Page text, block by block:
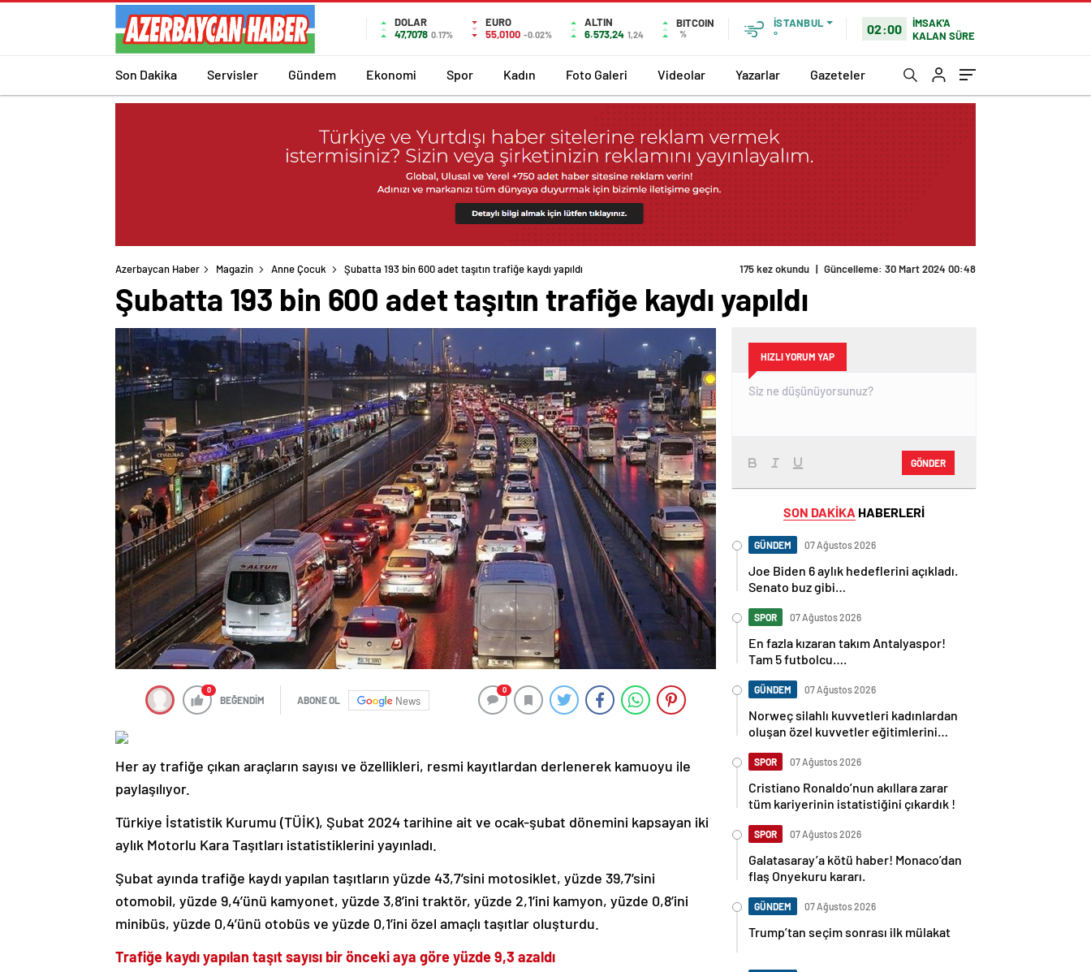
DOLAR
47,7078 0.17%
EURO
55,0100 -0.02%
ALTIN
6.573,24 1,24
BITCOIN
%
İSTANBUL
°
02:00
İMSAK'A
KALAN SÜRE
Son Dakika Servisler Gündem Ekonomi Spor Kadın Foto Galeri Videolar Yazarlar Gazeteler
Azerbaycan Haber Magazin Anne Çocuk Şubatta 193 bin 600 adet taşıtın trafiğe kaydı yapıldı 175 kez okundu | Güncelleme: 30 Mart 2024 00:48
Şubatta 193 bin 600 adet taşıtın trafiğe kaydı yapıldı
0
BEĞENDİM ABONE OL News
0
Her ay trafiğe çıkan araçların sayısı ve özellikleri, resmi kayıtlardan derlenerek kamuoyu ile
paylaşılıyor.
Türkiye İstatistik Kurumu (TÜİK), Şubat 2024 tarihine ait ve ocak-şubat dönemini kapsayan iki
aylık Motorlu Kara Taşıtları istatistiklerini yayınladı.
Şubat ayında trafiğe kaydı yapılan taşıtların yüzde 43,7’sini motosiklet, yüzde 39,7’sini
otomobil, yüzde 9,4’ünü kamyonet, yüzde 3,8’ini traktör, yüzde 2,1’ini kamyon, yüzde 0,8’ini
minibüs, yüzde 0,4’ünü otobüs ve yüzde 0,1’ini özel amaçlı taşıtlar oluşturdu.
Trafiğe kaydı yapılan taşıt sayısı bir önceki aya göre yüzde 9,3 azaldı
HIZLI YORUM YAP
GÖNDER
SON DAKİKA HABERLERİ
GÜNDEM 07 Ağustos 2026
Joe Biden 6 aylık hedeflerini açıkladı.
Senato buz gibi…
SPOR 07 Ağustos 2026
En fazla kızaran takım Antalyaspor!
Tam 5 futbolcu….
GÜNDEM 07 Ağustos 2026
Norweç silahlı kuvvetleri kadınlardan
oluşan özel kuvvetler eğitimlerini
SPOR 07 Ağustos 2026
Cristiano Ronaldo’nun akıllara zarar
tüm kariyerinin istatistiğini çıkardık !
SPOR 07 Ağustos 2026
Galatasaray’a kötü haber! Monaco’dan
flaş Onyekuru kararı.
GÜNDEM 07 Ağustos 2026
Trump’tan seçim sonrası ilk mülakat